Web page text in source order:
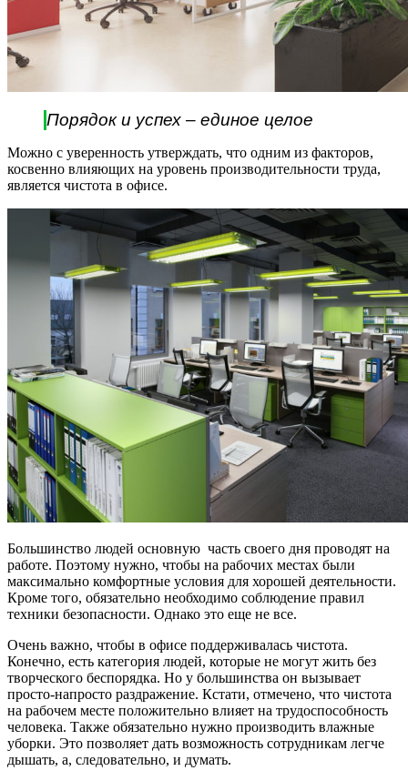
Порядок и успех – единое целое
Можно с уверенность утверждать, что одним из факторов,
косвенно влияющих на уровень производительности труда,
является чистота в офисе.
Большинство людей основную часть своего дня проводят на
работе. Поэтому нужно, чтобы на рабочих местах были
максимально комфортные условия для хорошей деятельности.
Кроме того, обязательно необходимо соблюдение правил
техники безопасности. Однако это еще не все.
Очень важно, чтобы в офисе поддерживалась чистота.
Конечно, есть категория людей, которые не могут жить без
творческого беспорядка. Но у большинства он вызывает
просто-напросто раздражение. Кстати, отмечено, что чистота
на рабочем месте положительно влияет на трудоспособность
человека. Также обязательно нужно производить влажные
уборки. Это позволяет дать возможность сотрудникам легче
дышать, а, следовательно, и думать.